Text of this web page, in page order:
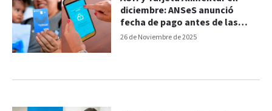
26 de Noviembre de 2025
diciembre: ANSeS anunció
fecha de pago antes de las
fiestas y cuánto se cobra